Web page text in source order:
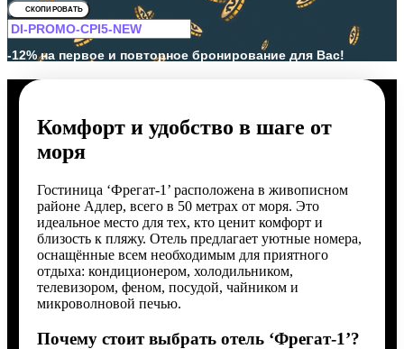
СКОПИРОВАТЬ
-12% на первое и повторное бронирование для Вас!
Комфорт и удобство в шаге от
моря
Гостиница ‘Фрегат-1’ расположена в живописном
районе Адлер, всего в 50 метрах от моря. Это
идеальное место для тех, кто ценит комфорт и
близость к пляжу. Отель предлагает уютные номера,
оснащённые всем необходимым для приятного
отдыха: кондиционером, холодильником,
телевизором, феном, посудой, чайником и
микроволновой печью.
Почему стоит выбрать отель ‘Фрегат-1’?